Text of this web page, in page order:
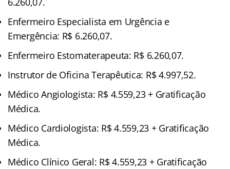
Enfermeiro Especialista em Urgência e
Emergência: R$ 6.260,07.
Enfermeiro Estomaterapeuta: R$ 6.260,07.
Instrutor de Oficina Terapêutica: R$ 4.997,52.
Médico Angiologista: R$ 4.559,23 + Gratificação
Médica.
Médico Cardiologista: R$ 4.559,23 + Gratificação
Médica.
Médico Clínico Geral: R$ 4.559,23 + Gratificação